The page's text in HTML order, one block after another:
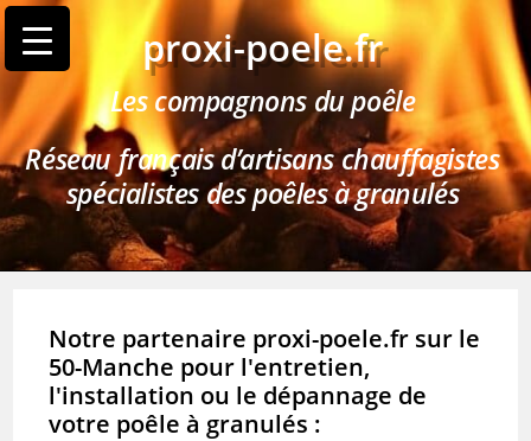
proxi-poele.fr
Les compagnons du poêle
Réseau français d’artisans chauffagistes
spécialistes des poêles à granulés
Notre partenaire proxi-poele.fr sur le
50-Manche pour l'entretien,
l'installation ou le dépannage de
votre poêle à granulés :